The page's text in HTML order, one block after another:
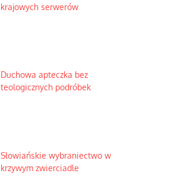
krajowych serwerów
Duchowa apteczka bez
teologicznych podróbek
Słowiańskie wybraniectwo w
krzywym zwierciadle